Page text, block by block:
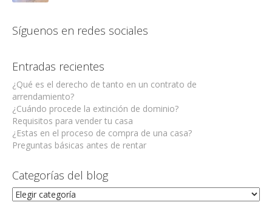
Síguenos en redes sociales
Entradas recientes
¿Qué es el derecho de tanto en un contrato de
arrendamiento?
¿Cuándo procede la extinción de dominio?
Requisitos para vender tu casa
¿Estas en el proceso de compra de una casa?
Preguntas básicas antes de rentar
Categorías del blog
Categorías